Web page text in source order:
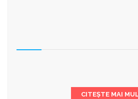
CITEȘTE MAI